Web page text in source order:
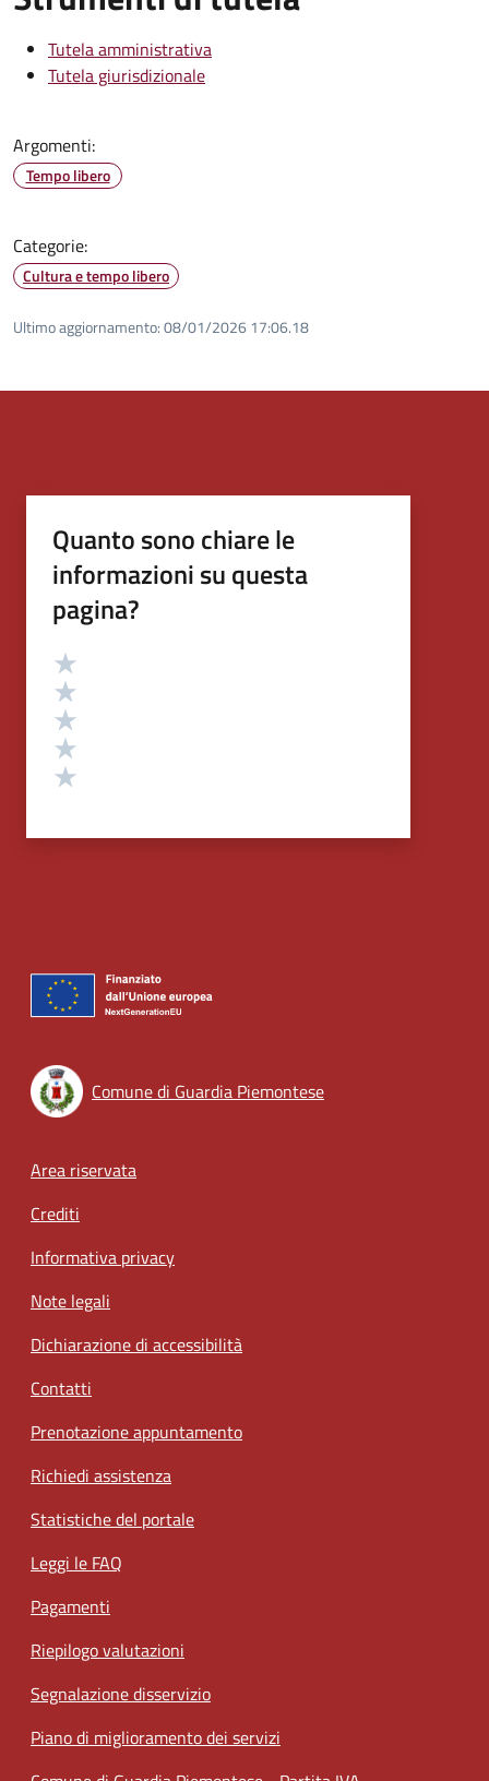
Tutela amministrativa
Tutela giurisdizionale
Argomenti:
Tempo libero
Categorie:
Cultura e tempo libero
Ultimo aggiornamento:08/01/2026 17:06.18
Quanto sono chiare le
informazioni su questa
pagina?
Valutazione
Comune di Guardia Piemontese
Footer menu
Area riservata
Crediti
Informativa privacy
Note legali
Dichiarazione di accessibilità
Contatti
Prenotazione appuntamento
Richiedi assistenza
Statistiche del portale
Leggi le FAQ
Pagamenti
Riepilogo valutazioni
Segnalazione disservizio
Piano di miglioramento dei servizi